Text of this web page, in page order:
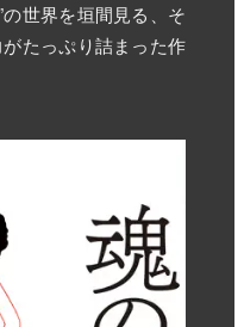
世界を垣間見る、そ
たっぷり詰まった作